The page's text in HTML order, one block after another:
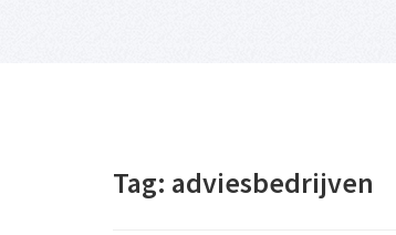
Tag: adviesbedrijven